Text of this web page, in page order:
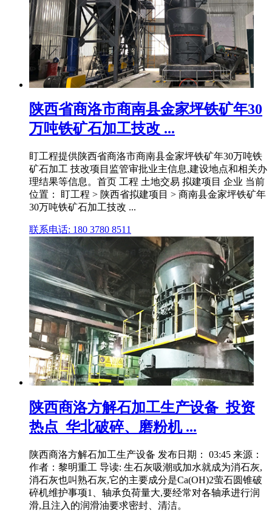
陕西省商洛市商南县金家坪铁矿年30
万吨铁矿石加工技改 ...
盯工程提供陕西省商洛市商南县金家坪铁矿年30万吨铁
矿石加工 技改项目监管审批业主信息,建设地点和相关办
理结果等信息。首页 工程 土地交易 拟建项目 企业 当前
位置： 盯工程 > 陕西省拟建项目 > 商南县金家坪铁矿年
30万吨铁矿石加工技改 ...
联系电话: 180 3780 8511
陕西商洛方解石加工生产设备_投资
热点_华北破碎、磨粉机 ...
陕西商洛方解石加工生产设备 发布日期： 03:45 来源：
作者：黎明重工 导读: 生石灰吸潮或加水就成为消石灰,
消石灰也叫熟石灰,它的主要成分是Ca(OH)2萤石圆锥破
碎机维护事项1、轴承负荷量大,要经常对各轴承进行润
滑,且注入的润滑油要求密封、清洁。